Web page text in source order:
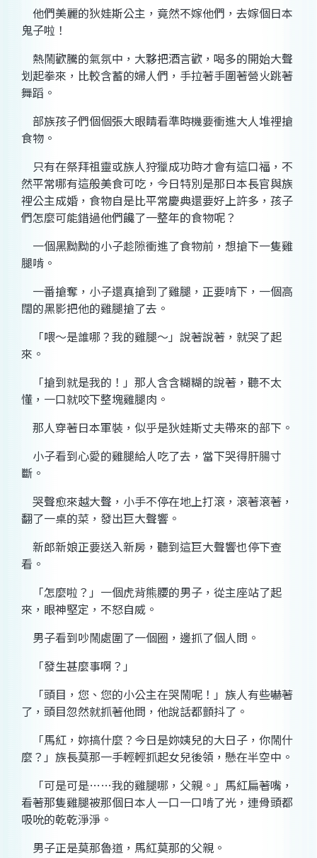
他們美麗的狄娃斯公主，竟然不嫁他們，去嫁個日本
鬼子啦！
熱鬧歡騰的氣氛中，大夥把酒言歡，喝多的開始大聲
划起拳來，比較含蓄的婦人們，手拉著手圍著營火跳著
舞蹈。
部族孩子們個個張大眼睛看準時機要衝進大人堆裡搶
食物。
只有在祭拜祖靈或族人狩獵成功時才會有這口福，不
然平常哪有這般美食可吃，今日特別是那日本長官與族
裡公主成婚，食物自是比平常慶典還要好上許多，孩子
們怎麼可能錯過他們饞了一整年的食物呢？
一個黑黝黝的小子趁隙衝進了食物前，想搶下一隻雞
腿啃。
一番搶奪，小子還真搶到了雞腿，正要啃下，一個高
闊的黑影把他的雞腿搶了去。
「喂～是誰哪？我的雞腿～」說著說著，就哭了起
來。
「搶到就是我的！」那人含含糊糊的說著，聽不太
懂，一口就咬下整塊雞腿肉。
那人穿著日本軍裝，似乎是狄娃斯丈夫帶來的部下。
小子看到心愛的雞腿給人吃了去，當下哭得肝腸寸
斷。
哭聲愈來越大聲，小手不停在地上打滾，滾著滾著，
翻了一桌的菜，發出巨大聲響。
新郎新娘正要送入新房，聽到這巨大聲響也停下查
看。
「怎麼啦？」一個虎背熊腰的男子，從主座站了起
來，眼神堅定，不怒自威。
男子看到吵鬧處圍了一個圈，邊抓了個人問。
「發生甚麼事啊？」
「頭目，您、您的小公主在哭鬧呢！」族人有些嚇著
了，頭目忽然就抓著他問，他說話都顫抖了。
「馬紅，妳搞什麼？今日是妳姨兒的大日子，你鬧什
麼？」族長莫那一手輕輕抓起女兒後領，懸在半空中。
「可是可是……我的雞腿哪，父親。」馬紅扁著嘴，
看著那隻雞腿被那個日本人一口一口啃了光，連骨頭都
吸吮的乾乾淨淨。
男子正是莫那魯道，馬紅莫那的父親。